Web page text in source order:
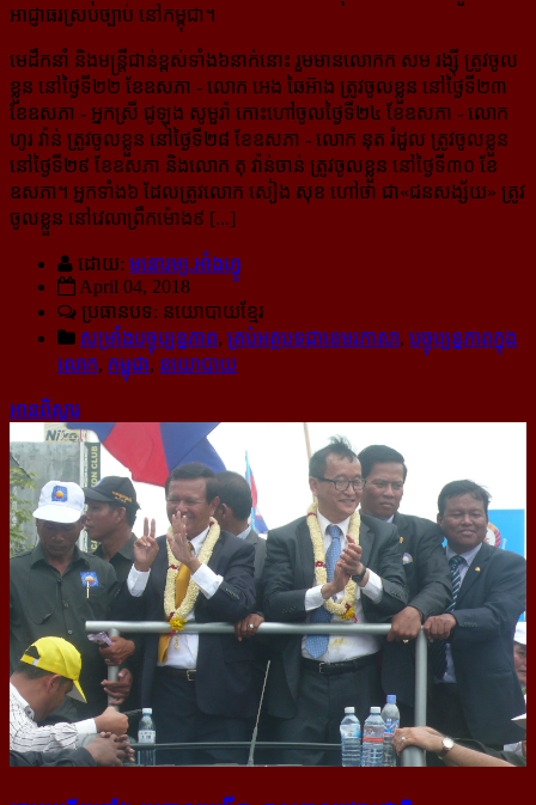
អាជ្ញាធរស្របច្បាប់ នៅកម្ពុជា។
មេដឹកនាំ និងមន្ត្រីជាន់ខ្ពស់​ទាំង៦នាក់នោះ រួមមានលោកក សម រង្ស៊ី ត្រូវចូល
ខ្លួន នៅថ្ងៃទី២២ ខែឧសភា - លោក អេង ឆៃអ៊ាង ត្រូវចូលខ្លួន នៅថ្ងៃទី២៣
ខែឧសភា - អ្នកស្រី ជូឡុង សូមួរ៉ា កោះហៅចូលថ្ងៃទី២៤ ខែឧសភា - លោក
ហូរ វ៉ាន់ ត្រូវចូលខ្លួន នៅថ្ងៃទី២៨ ខែឧសភា - លោក នុត រំដួល ត្រូវចូលខ្លួន
នៅថ្ងៃទី២៩ ខែឧសភា និងលោក តុ វ៉ាន់ចាន់ ត្រូវចូលខ្លួន នៅថ្ងៃទី៣០ ខែ
ឧសភា។ អ្នកទាំង៦ ដែលត្រូវលោក សៀង សុខ ហៅថា ជា«ជនសង្ស័យ» ត្រូវ
ចូលខ្លួន នៅវេលាព្រឹកម៉ោង៩ [...]
ដោយ: មនោរម្យ.អាំងហ្វូ
April 04, 2018
ប្រធានបទ: នយោបាយខ្មែរ
សម្រាំងបច្ចុប្បន្នភាព, គ្រប់អត្ថបទជាខេមរភាសា, បច្ចុប្បន្នភាពក្នុង
លោក, កម្ពុជា, នយោបាយ
អានពិស្ដារ